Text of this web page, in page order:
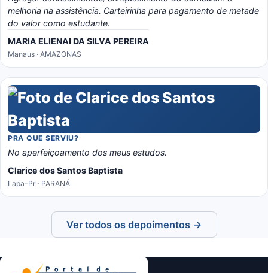
melhoria na assistência. Carteirinha para pagamento de metade
do valor como estudante.
MARIA ELIENAI DA SILVA PEREIRA
Manaus · AMAZONAS
PRA QUE SERVIU?
No aperfeiçoamento dos meus estudos.
Clarice dos Santos Baptista
Lapa-Pr · PARANÁ
Ver todos os depoimentos →